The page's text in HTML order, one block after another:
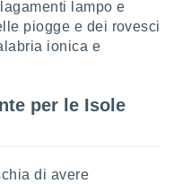
lampo e
piogge e dei rovesci
ionica e
per le Isole
di avere